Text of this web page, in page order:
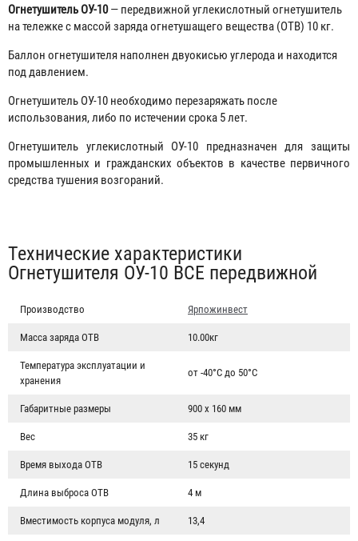
Огнетушитель ОУ-10— передвижной углекислотный огнетушитель
на тележке с массой заряда огнетушащего вещества (ОТВ) 10 кг.
Баллон огнетушителя наполнен двуокисью углерода и находится
под давлением.
Огнетушитель ОУ-10 необходимо перезаряжать после
использования, либо по истечении срока 5 лет.
Огнетушитель углекислотный ОУ-10 предназначен для защиты
промышленных и гражданских объектов в качестве первичного
средства тушения возгораний.
Табы
Технические характеристики
Огнетушителя ОУ-10 BCE передвижной
Производство Ярпожинвест
Масса заряда ОТВ 10.00кг
Температура эксплуатации и
хранения
от -40°С до 50°С
Габаритные размеры 900 х 160 мм
Вес 35 кг
Время выхода ОТВ 15 секунд
Длина выброса ОТВ 4 м
Вместимость корпуса модуля, л 13,4